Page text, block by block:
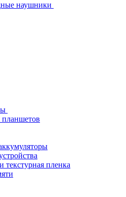
наушники
текстурная пленка